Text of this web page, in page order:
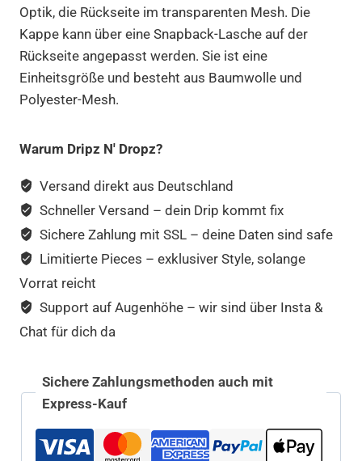
Optik, die Rückseite im transparenten Mesh. Die
Kappe kann über eine Snapback-Lasche auf der
Rückseite angepasst werden. Sie ist eine
Einheitsgröße und besteht aus Baumwolle und
Polyester-Mesh.
Warum Dripz N' Dropz?
Versand direkt aus Deutschland
Schneller Versand – dein Drip kommt fix
Sichere Zahlung mit SSL – deine Daten sind safe
Limitierte Pieces – exklusiver Style, solange
Vorrat reicht
Support auf Augenhöhe – wir sind über Insta &
Chat für dich da
Sichere Zahlungsmethoden auch mit
Express-Kauf